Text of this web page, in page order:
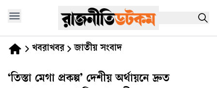
খবরাখবর জাতীয় সংবাদ
‘তিস্তা মেগা প্রকল্প’ দেশীয় অর্থায়নে দ্রুত